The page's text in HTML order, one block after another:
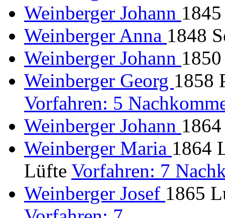
Weinberger Johann
Weinberger Anna 1848
Weinberger Johann
Weinberger Georg 1858
Vorfahren: 5
Weinberger Johann
Weinberger Maria 1864
Lüfte Vorfahren: 7
Weinberger Josef 1865